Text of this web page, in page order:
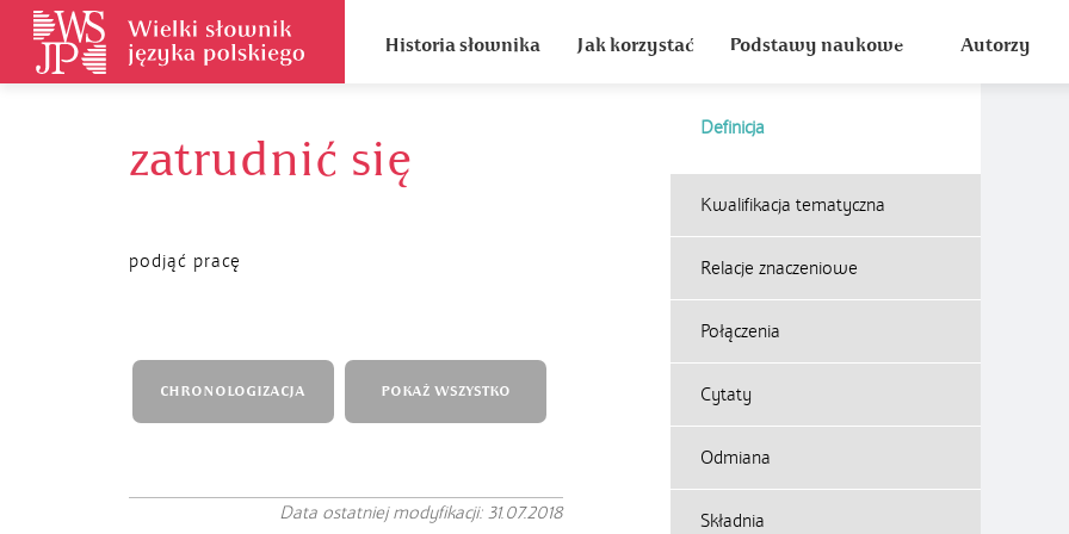
Historia słownika Jak korzystać Podstawy naukowe Autorzy
zatrudnić się
Definicja
podjąć pracę
Kwalifikacja tematyczna
Relacje znaczeniowe
Połączenia
Cytaty
Odmiana
Składnia
CHRONOLOGIZACJA POKAŻ WSZYSTKO
Data ostatniej modyfikacji: 31.07.2018